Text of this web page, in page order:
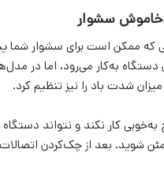
سشوار
که ممکن است برای سشوار
به‌کار می‌رود، اما در
شدت باد را نیز تنظیم کرد.
کار نکند و نتواند دستگاه
شوید. بعد از چک‌کردن اتصالات